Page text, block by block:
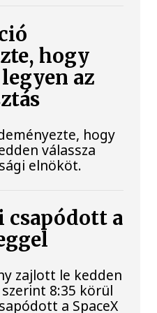
hogy
az
hogy
válassza
elnököt.
csapódott a
zajlott le kedden
8:35 körül
a SpaceX